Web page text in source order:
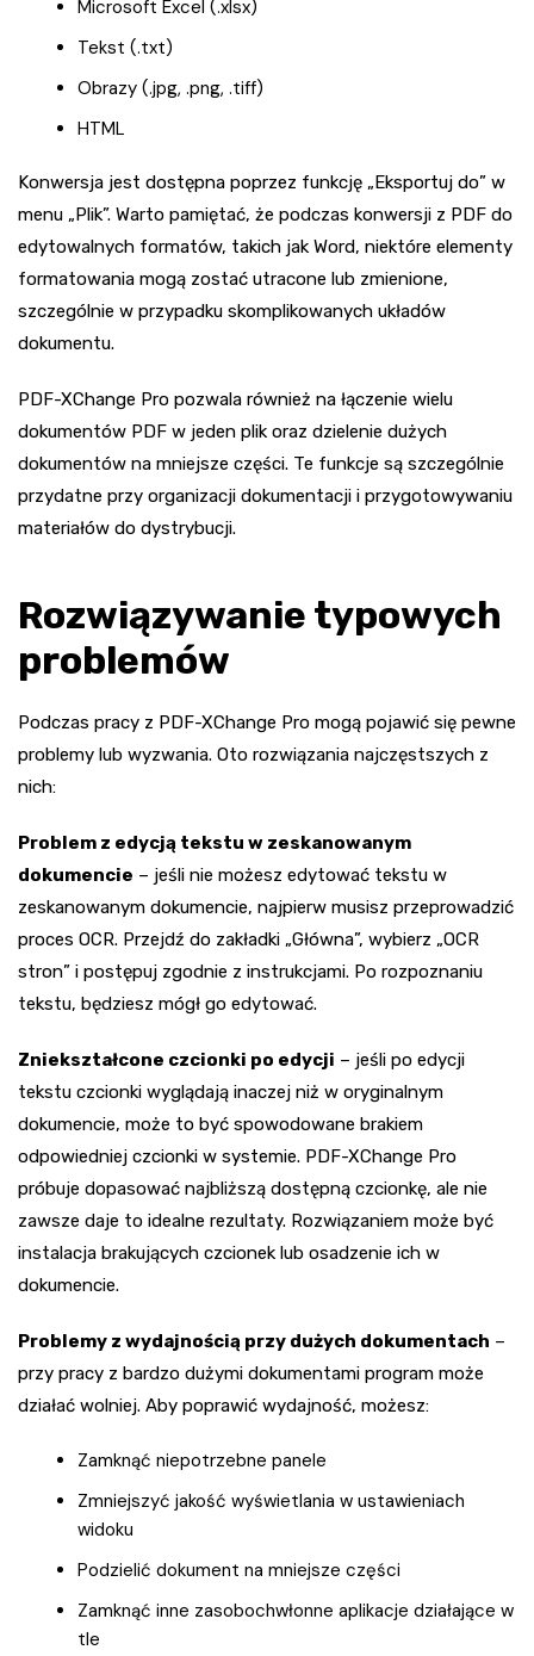
Microsoft Excel (.xlsx)
Tekst (.txt)
Obrazy (.jpg, .png, .tiff)
HTML
Konwersja jest dostępna poprzez funkcję „Eksportuj do” w
menu „Plik”. Warto pamiętać, że podczas konwersji z PDF do
edytowalnych formatów, takich jak Word, niektóre elementy
formatowania mogą zostać utracone lub zmienione,
szczególnie w przypadku skomplikowanych układów
dokumentu.
PDF-XChange Pro pozwala również na łączenie wielu
dokumentów PDF w jeden plik oraz dzielenie dużych
dokumentów na mniejsze części. Te funkcje są szczególnie
przydatne przy organizacji dokumentacji i przygotowywaniu
materiałów do dystrybucji.
Rozwiązywanie typowych
problemów
Podczas pracy z PDF-XChange Pro mogą pojawić się pewne
problemy lub wyzwania. Oto rozwiązania najczęstszych z
nich:
Problem z edycją tekstu w zeskanowanym
dokumencie – jeśli nie możesz edytować tekstu w
zeskanowanym dokumencie, najpierw musisz przeprowadzić
proces OCR. Przejdź do zakładki „Główna”, wybierz „OCR
stron” i postępuj zgodnie z instrukcjami. Po rozpoznaniu
tekstu, będziesz mógł go edytować.
Zniekształcone czcionki po edycji – jeśli po edycji
tekstu czcionki wyglądają inaczej niż w oryginalnym
dokumencie, może to być spowodowane brakiem
odpowiedniej czcionki w systemie. PDF-XChange Pro
próbuje dopasować najbliższą dostępną czcionkę, ale nie
zawsze daje to idealne rezultaty. Rozwiązaniem może być
instalacja brakujących czcionek lub osadzenie ich w
dokumencie.
Problemy z wydajnością przy dużych dokumentach –
przy pracy z bardzo dużymi dokumentami program może
działać wolniej. Aby poprawić wydajność, możesz:
Zamknąć niepotrzebne panele
Zmniejszyć jakość wyświetlania w ustawieniach
widoku
Podzielić dokument na mniejsze części
Zamknąć inne zasobochwłonne aplikacje działające w
tle